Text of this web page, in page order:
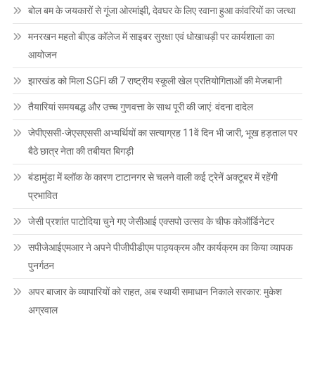
बोल बम के जयकारों से गूंजा ओरमांझी, देवघर के लिए रवाना हुआ कांवरियों का जत्था
मनरखन महतो बीएड कॉलेज में साइबर सुरक्षा एवं धोखाधड़ी पर कार्यशाला का
आयोजन
झारखंड को मिला SGFI की 7 राष्ट्रीय स्कूली खेल प्रतियोगिताओं की मेजबानी
तैयारियां समयबद्ध और उच्च गुणवत्ता के साथ पूरी की जाएं: वंदना दादेल
जेपीएससी-जेएसएससी अभ्यर्थियों का सत्याग्रह 11वें दिन भी जारी, भूख हड़ताल पर
बैठे छात्र नेता की तबीयत बिगड़ी
बंडामुंडा में ब्लॉक के कारण टाटानगर से चलने वाली कई ट्रेनें अक्टूबर में रहेंगी
प्रभावित
जेसी प्रशांत पाटोदिया चुने गए जेसीआई एक्सपो उत्सव के चीफ कोऑर्डिनेटर
सपीजेआईएमआर ने अपने पीजीपीडीएम पाठ्यक्रम और कार्यक्रम का किया व्यापक
पुनर्गठन
अपर बाजार के व्यापारियों को राहत, अब स्थायी समाधान निकाले सरकार: मुकेश
अग्रवाल